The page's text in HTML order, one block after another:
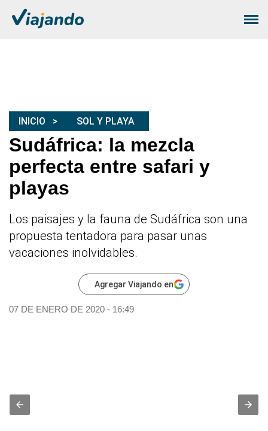
INICIO SOL Y PLAYA
Sudáfrica: la mezcla
perfecta entre safari y
playas
Los paisajes y la fauna de Sudáfrica son una
propuesta tentadora para pasar unas
vacaciones inolvidables.
Agregar Viajando en
07 DE ENERO DE 2020 - 16:49